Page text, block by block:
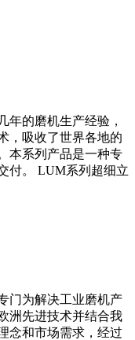
年的磨机生产经验，
，吸收了世界各地的
本系列产品是一种专
付。 LUM系列超细立
门为解决工业磨机产
洲先进技术并结合我
念和市场需求，经过